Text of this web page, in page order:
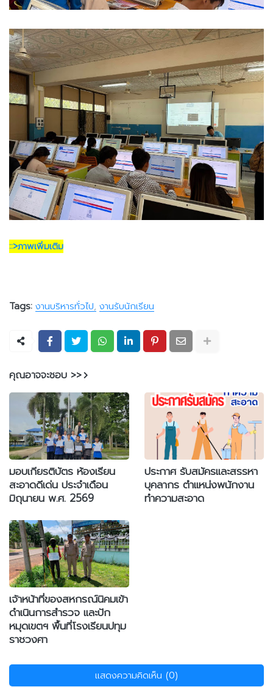
::>ภาพเพิ่มเติม
Tags: งานบริหารทั่วไป งานรับนักเรียน
คุณอาจจะชอบ >>
มอบเกียรติบัตร ห้องเรียน
สะอาดดีเด่น ประจำเดือน
มิถุนายน พ.ศ. 2569
ประกาศ รับสมัครและสรรหา
บุคลากร ตำแหน่งพนักงาน
ทำความสะอาด
เจ้าหน้าที่ของสหกรณ์นิคมเข้า
ดำเนินการสำรวจ และปัก
หมุดเขตฯ พื้นที่โรงเรียนปทุม
ราชวงศา
แสดงความคิดเห็น (0)